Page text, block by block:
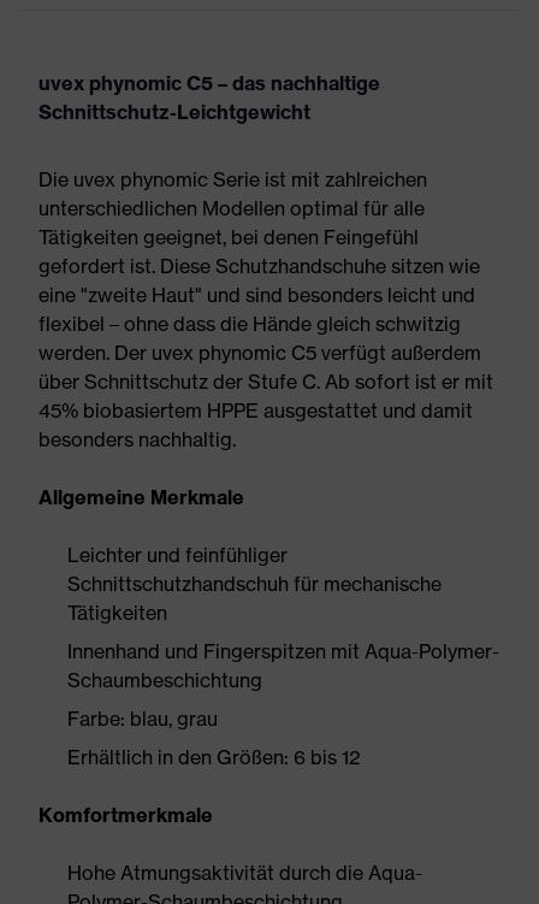
uvex phynomic C5 – das nachhaltige
Schnittschutz-Leichtgewicht
Die uvex phynomic Serie ist mit zahlreichen
unterschiedlichen Modellen optimal für alle
Tätigkeiten geeignet, bei denen Feingefühl
gefordert ist. Diese Schutzhandschuhe sitzen wie
eine "zweite Haut" und sind besonders leicht und
flexibel – ohne dass die Hände gleich schwitzig
werden. Der uvex phynomic C5 verfügt außerdem
über Schnittschutz der Stufe C. Ab sofort ist er mit
45% biobasiertem HPPE ausgestattet und damit
besonders nachhaltig.
Allgemeine Merkmale
Leichter und feinfühliger
Schnittschutzhandschuh für mechanische
Tätigkeiten
Innenhand und Fingerspitzen mit Aqua-Polymer-
Schaumbeschichtung
Farbe: blau, grau
Erhältlich in den Größen: 6 bis 12
Komfortmerkmale
Hohe Atmungsaktivität durch die Aqua-